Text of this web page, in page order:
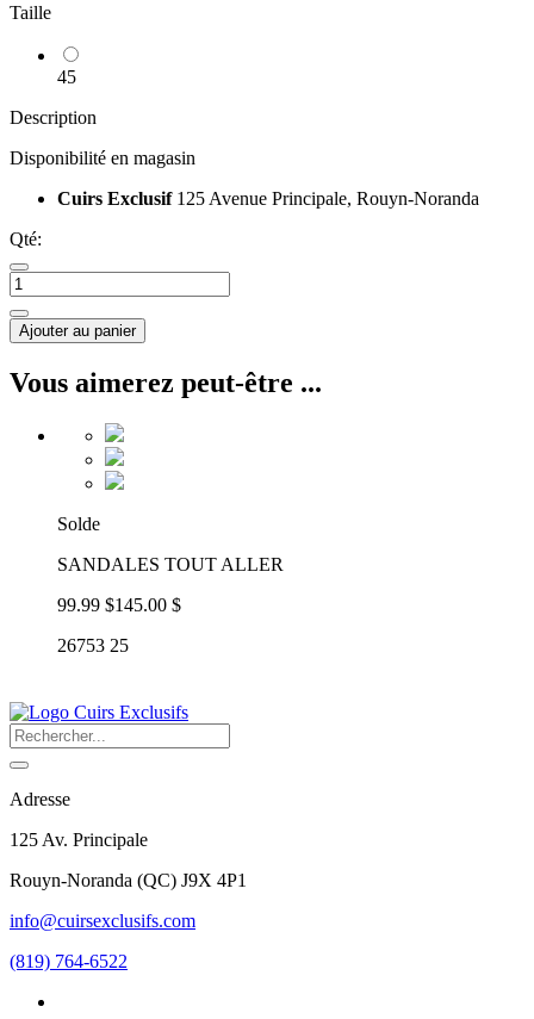
Taille
45
Description
Disponibilité en magasin
Cuirs Exclusif 125 Avenue Principale, Rouyn-Noranda
Qté:
Ajouter au panier
Vous aimerez peut-être ...
Solde
SANDALES TOUT ALLER
99.99 $145.00 $
26753 25
Adresse
125 Av. Principale
Rouyn-Noranda (QC) J9X 4P1
info@cuirsexclusifs.com
(819) 764-6522